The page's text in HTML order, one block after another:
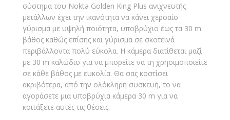
σύστημα του Nokta Golden King Plus ανιχνευτής
μετάλλων έχει την ικανότητα να κάνει χερσαίο
γύρισμα με υψηλή ποιότητα, υποβρύχιο έως τα 30 m
βάθος καθώς επίσης και γύρισμα σε σκοτεινά
περιβάλλοντα πολύ εύκολα. Η κάμερα διατίθεται μαζί
με 30 m καλώδιο για να μπορείτε να τη χρησιμοποιείτε
σε κάθε βάθος με ευκολία. Θα σας κοστίσει
ακριβότερα, από την ολόκληρη συσκευή, το να
αγοράσετε μια υποβρύχια κάμερα 30 m για να
κοιτάξετε αυτές τις θέσεις.